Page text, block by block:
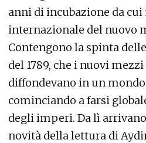
anni di incubazione da cui
internazionale del nuovo
Contengono la spinta
del 1789, che i nuovi
diffondevano in un mondo
cominciando a farsi
degli imperi. Da lì
novità della lettura di